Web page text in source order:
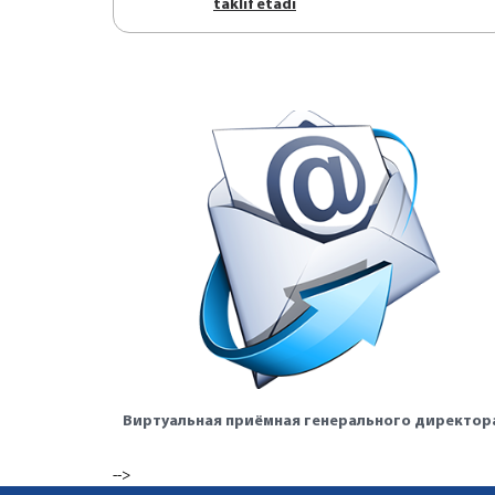
tаklif etаdi
Виртуальная приёмная генерального
-->